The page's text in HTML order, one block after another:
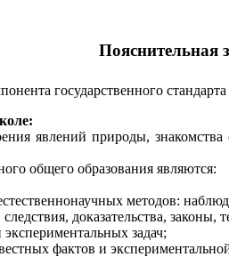
Пояснительная
государственного
явлений природы,
общего образования являются:
методов:
доказательства, законы,
задач;
фактов и